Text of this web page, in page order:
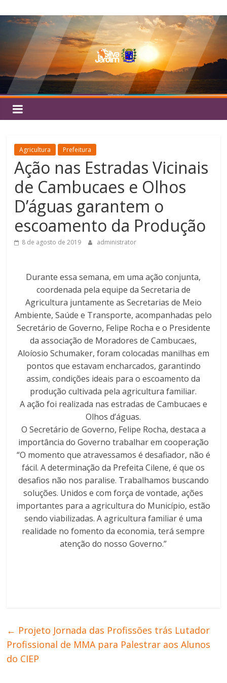
para
conteúdo
Silva
Jardim
Agricultura Prefeitura
Ação nas Estradas Vicinais
de Cambucaes e Olhos
D’águas garantem o
escoamento da Produção
8 de agosto de 2019 administrator
Durante essa semana, em uma ação conjunta,
coordenada pela equipe da Secretaria de
Agricultura juntamente as Secretarias de Meio
Ambiente, Saúde e Transporte, acompanhadas pelo
Secretário de Governo, Felipe Rocha e o Presidente
da associação de Moradores de Cambucaes,
Aloíosio Schumaker, foram colocadas manilhas em
pontos que estavam encharcados, garantindo
assim, condições ideais para o escoamento da
produção cultivada pela agricultura familiar.
A ação foi realizada nas estradas de Cambucaes e
Olhos d’águas.
O Secretário de Governo, Felipe Rocha, destaca a
importância do Governo trabalhar em cooperação
“O momento que atravessamos é desafiador, não é
fácil. A determinação da Prefeita Cilene, é que os
desafios não nos paralise. Trabalhamos buscando
soluções. Unidos e com força de vontade, ações
importantes para a agricultura do Município, estão
sendo viabilizadas. A agricultura familiar é uma
realidade no fomento da economia, terá sempre
atenção do nosso Governo.”
← Projeto Jornada das Profissões trás Lutador
Profissional de MMA para Palestrar aos Alunos
do CIEP